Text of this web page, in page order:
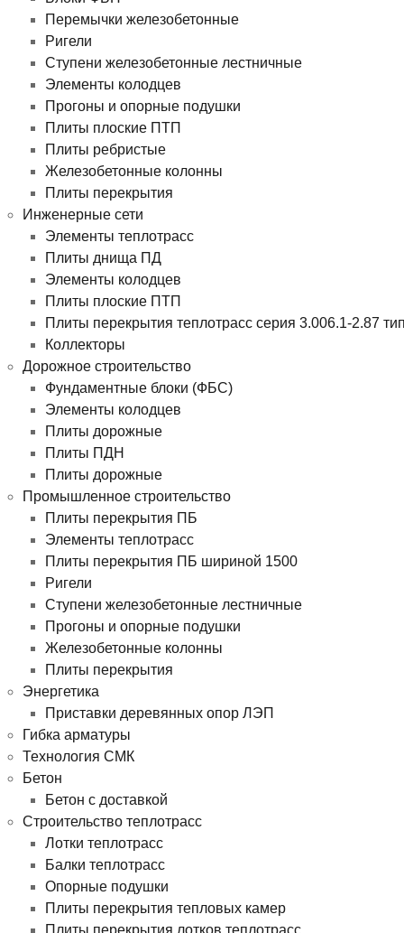
Перемычки железобетонные
Ригели
Ступени железобетонные лестничные
Элементы колодцев
Прогоны и опорные подушки
Плиты плоские ПТП
Плиты ребристые
Железобетонные колонны
Плиты перекрытия
Инженерные сети
Элементы теплотрасс
Плиты днища ПД
Элементы колодцев
Плиты плоские ПТП
Плиты перекрытия теплотрасс серия 3.006.1-2.87
Коллекторы
Дорожное строительство
Фундаментные блоки (ФБС)
Элементы колодцев
Плиты дорожные
Плиты ПДН
Плиты дорожные
Промышленное строительство
Плиты перекрытия ПБ
Элементы теплотрасс
Плиты перекрытия ПБ шириной 1500
Ригели
Ступени железобетонные лестничные
Прогоны и опорные подушки
Железобетонные колонны
Плиты перекрытия
Энергетика
Приставки деревянных опор ЛЭП
Гибка арматуры
Технология СМК
Бетон
Бетон с доставкой
Строительство теплотрасс
Лотки теплотрасс
Балки теплотрасс
Опорные подушки
Плиты перекрытия тепловых камер
Плиты перекрытия лотков теплотрасс